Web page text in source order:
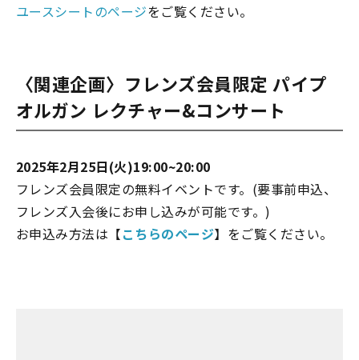
ユースシートのページをご覧ください。
〈関連企画〉フレンズ会員限定 パイプ
オルガン レクチャー&コンサート
2025年2月25日(火)19:00~20:00
フレンズ会員限定の無料イベントです。(要事前申込、
フレンズ入会後にお申し込みが可能です。)
お申込み方法は【こちらのページ】をご覧ください。